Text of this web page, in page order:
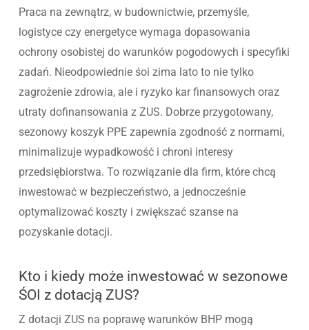
Praca na zewnątrz, w budownictwie, przemyśle,
logistyce czy energetyce wymaga dopasowania
ochrony osobistej do warunków pogodowych i specyfiki
zadań. Nieodpowiednie śoi zima lato to nie tylko
zagrożenie zdrowia, ale i ryzyko kar finansowych oraz
utraty dofinansowania z ZUS. Dobrze przygotowany,
sezonowy koszyk PPE zapewnia zgodność z normami,
minimalizuje wypadkowość i chroni interesy
przedsiębiorstwa. To rozwiązanie dla firm, które chcą
inwestować w bezpieczeństwo, a jednocześnie
optymalizować koszty i zwiększać szanse na
pozyskanie dotacji.
Kto i kiedy może inwestować w sezonowe
ŚOI z dotacją ZUS?
Z dotacji ZUS na poprawę warunków BHP mogą